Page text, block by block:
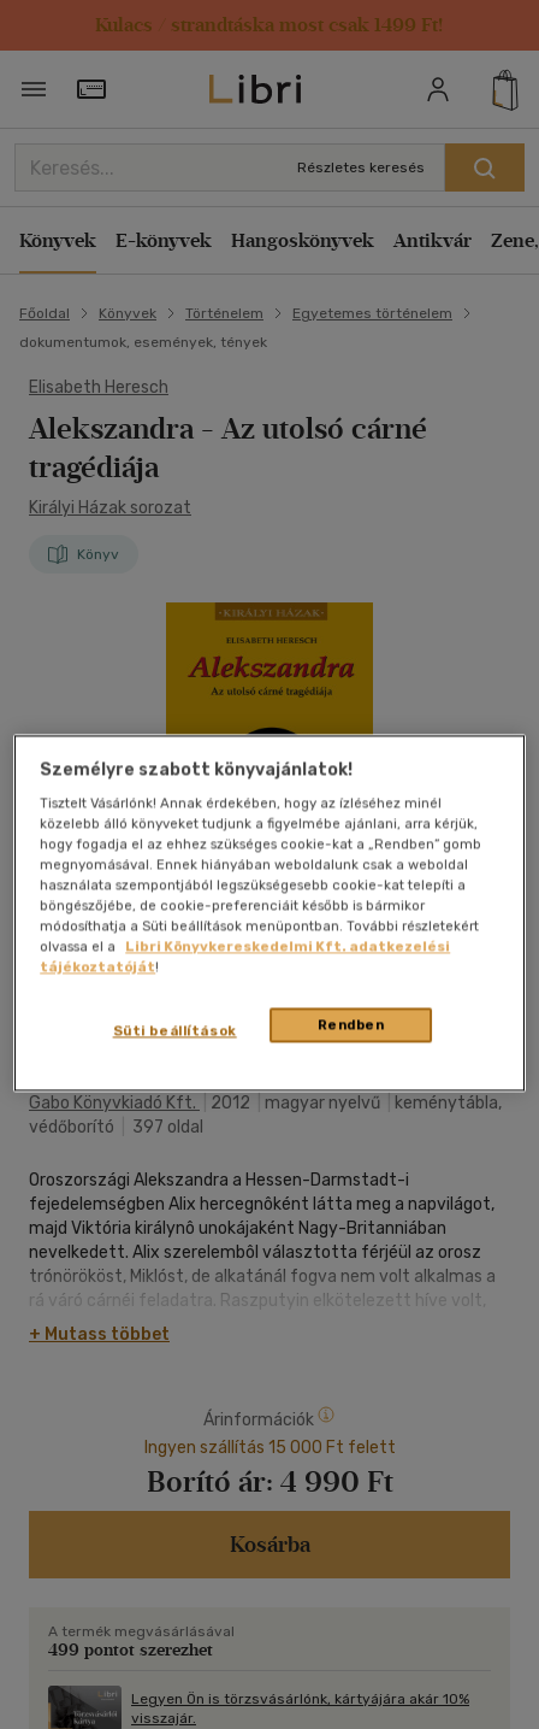
Kulacs / strandtáska most csak 1499 Ft!
Törzsvásárlói Kártya adatai
Részletes keresés
Könyvek E-könyvek Hangoskönyvek Antikvár
Főoldal Könyvek Történelem
Egyetemes történelem
dokumentumok, események, tények
Elisabeth Heresch
Alekszandra - Az utolsó cárné
tragédiája
Királyi Házak sorozat
Könyv
Megosztom
Gabo Könyvkiadó Kft. 2012 magyar nyelvű
keménytábla,
védőborító
397 oldal
Oroszországi Alekszandra a Hessen-Darmstadt-i
fejedelemségben Alix hercegnôként látta meg a napvilágot,
majd Viktória királynô unokájaként Nagy-Britanniában
nevelkedett. Alix szerelembôl választotta férjéül az orosz
trónörököst, Miklóst, de alkatánál fogva nem volt alkalmas a
rá váró cárnéi feladatra. Raszputyin elkötelezett híve volt,
akit a beteg fia "megmentôjeként" tisztelt. Alekszandra
befolyása a cárra és a kormányra nagyobb volt, mint ahogy
került dokumentumokból kiderül, ezzel döntôen hozzájárult a
hatalom és a korona elvesztéséhez, valamint a forradalom
kirobbanásához.
+ Mutass többet
Árinformációk
Ingyen szállítás 15 000 Ft felett
Borító ár: 4 990 Ft
Kosárba
A termék megvásárlásával
499 pontot szerezhet
Legyen Ön is törzsvásárlónk, kártyájára akár 10%
visszajár.
Személyre szabott könyvajánlatok!
Tisztelt Vásárlónk! Annak érdekében, hogy az ízléséhez minél
közelebb álló könyveket tudjunk a figyelmébe ajánlani, arra kérjük,
hogy fogadja el az ehhez szükséges cookie-kat a „Rendben” gomb
megnyomásával. Ennek hiányában weboldalunk csak a weboldal
használata szempontjából legszükségesebb cookie-kat telepíti a
böngészőjébe, de cookie-preferenciáit később is bármikor
módosíthatja a Süti beállítások menüpontban. További részletekért
olvassa el a
Libri Könyvkereskedelmi Kft. adatkezelési
tájékoztatóját!
Rendben
Süti beállítások